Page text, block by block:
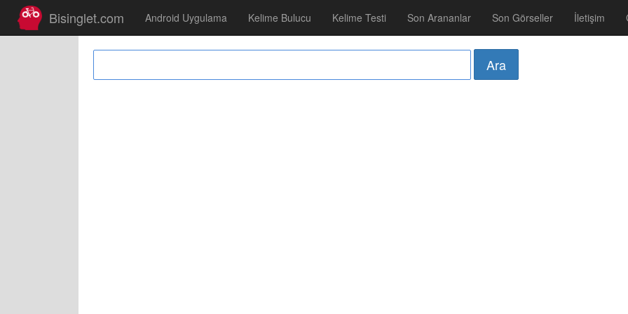
Bisinglet.com Android Uygulama Kelime Bulucu Kelime Testi Son Arananlar Son Görseller İletişim